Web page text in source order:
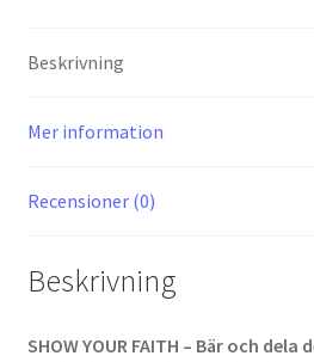
Beskrivning
Mer information
Recensioner (0)
Beskrivning
SHOW YOUR FAITH – Bär och